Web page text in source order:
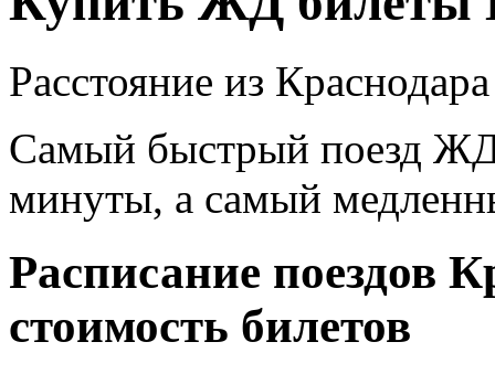
Расстояние из
Самый быстрый поезд ЖД
минуты, а самый
Расписание поездов
стоимость билетов